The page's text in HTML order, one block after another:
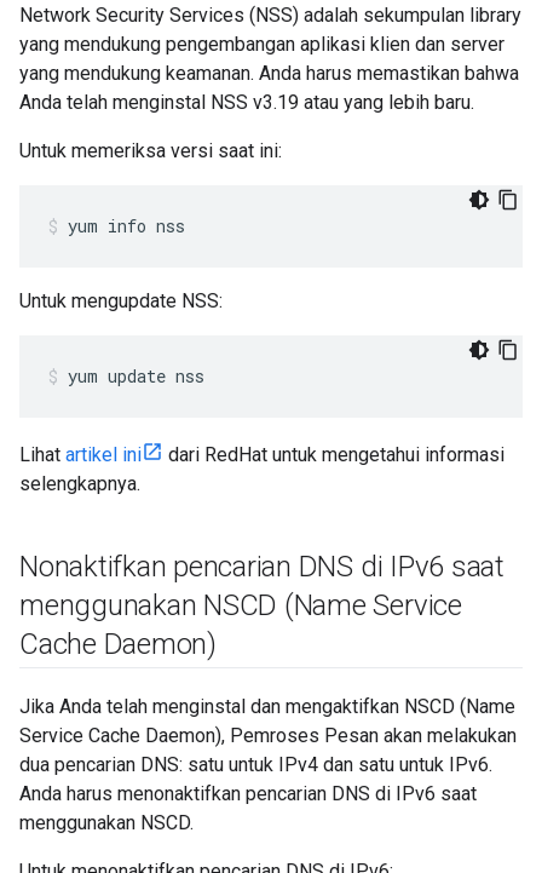
Network Security Services (NSS) adalah sekumpulan library
yang mendukung pengembangan aplikasi klien dan server
yang mendukung keamanan. Anda harus memastikan bahwa
Anda telah menginstal NSS v3.19 atau yang lebih baru.
Untuk memeriksa versi saat ini:
yum info nss
Untuk mengupdate NSS:
yum update nss
Lihat artikel ini
dari RedHat untuk mengetahui informasi
selengkapnya.
Nonaktifkan pencarian DNS di IPv6 saat
menggunakan NSCD (Name Service
Cache Daemon)
Jika Anda telah menginstal dan mengaktifkan NSCD (Name
Service Cache Daemon), Pemroses Pesan akan melakukan
dua pencarian DNS: satu untuk IPv4 dan satu untuk IPv6.
Anda harus menonaktifkan pencarian DNS di IPv6 saat
menggunakan NSCD.